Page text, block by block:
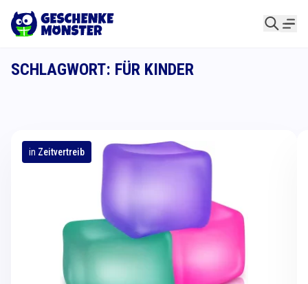
SCHLAGWORT: FÜR KINDER
in Zeitvertreib